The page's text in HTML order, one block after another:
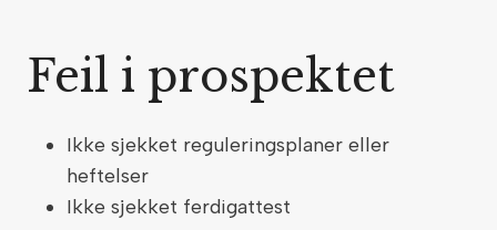
Feil i prospektet
Ikke sjekket reguleringsplaner eller
heftelser
Ikke sjekket ferdigattest